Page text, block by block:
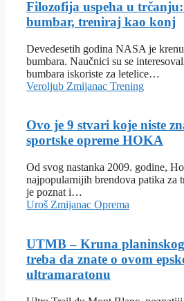
Filozofija uspeha u
bumbar, treniraj kao konj
Devedesetih godina NASA je
bumbara. Naučnici su se
bumbara iskoriste za letelice…
Veroljub Zmijanac Trening
Ovo je 9 stvari koje niste
sportske opreme HOKA
Od svog nastanka 2009. godine,
najpopularnijih brendova patika za
je poznat i…
Uroš Zmijanac Oprema
UTMB – Kruna
treba da znate o ovom
ultramaratonu